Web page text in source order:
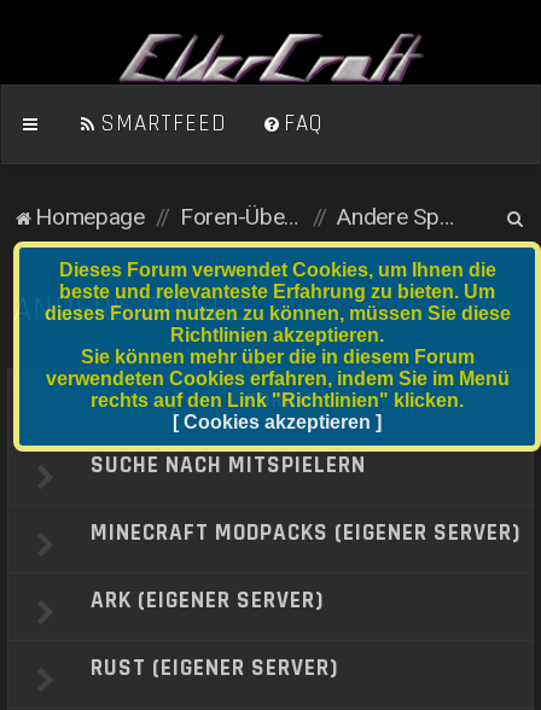
SMARTFEED FAQ
Homepage Foren-Übersicht Andere Spiele
u
ANDERE SPIELE
FORUM
SUCHE NACH MITSPIELERN
MINECRAFT MODPACKS (EIGENER SERVER)
ARK (EIGENER SERVER)
RUST (EIGENER SERVER)
Dieses Forum verwendet Cookies, um Ihnen die
beste und relevanteste Erfahrung zu bieten. Um
dieses Forum nutzen zu können, müssen Sie diese
Richtlinien akzeptieren.
Sie können mehr über die in diesem Forum
verwendeten Cookies erfahren, indem Sie im Menü
rechts auf den Link "Richtlinien" klicken.
[ Cookies akzeptieren ]